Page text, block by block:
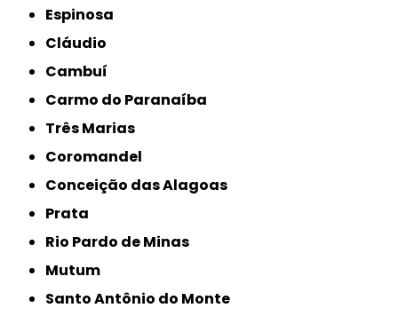
Espinosa
Cláudio
Cambuí
Carmo do Paranaíba
Três Marias
Coromandel
Conceição das Alagoas
Prata
Rio Pardo de Minas
Mutum
Santo Antônio do Monte